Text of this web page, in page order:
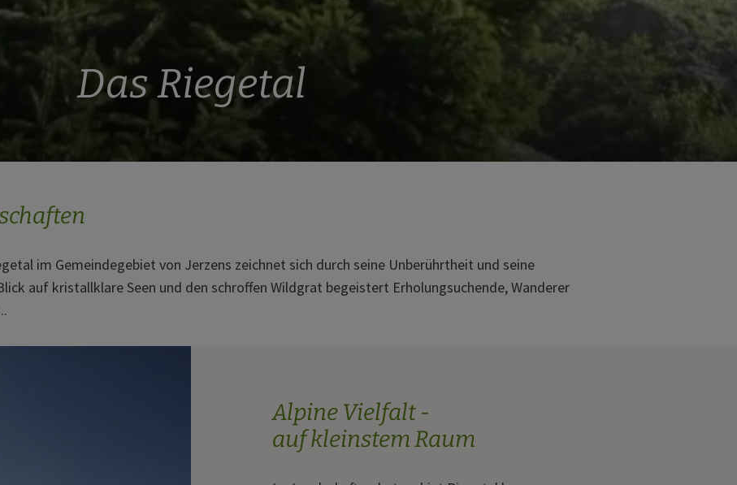
Das Riegetal
im Gemeindegebiet von Jerzens zeichnet sich durch seine Unberührtheit und seine
auf kristallklare Seen und den schroffen Wildgrat begeistert Erholungsuchende, Wanderer
Alpine Vielfalt -
auf kleinstem Raum